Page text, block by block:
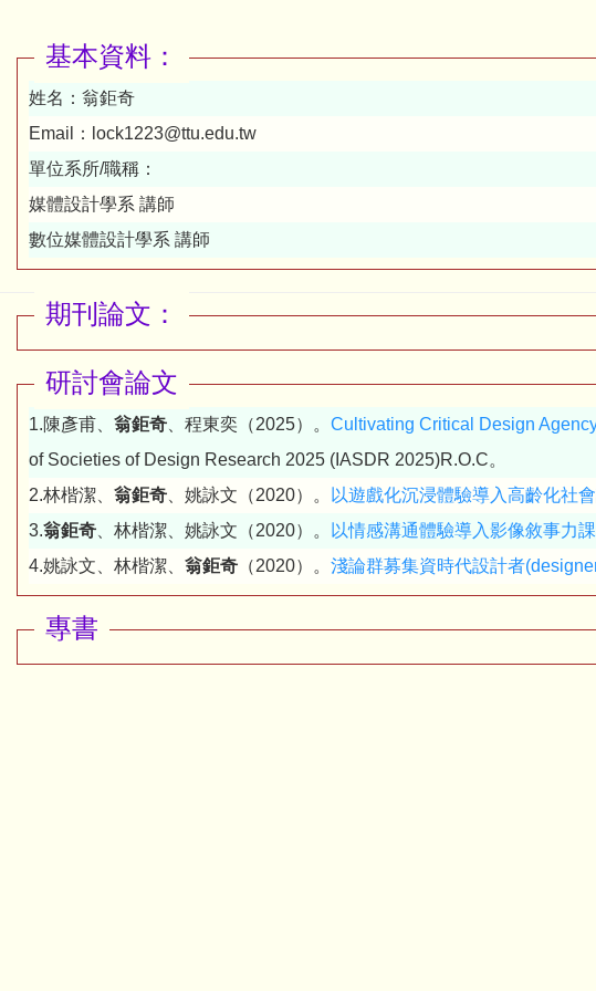
基本資料：
姓名： 翁鉅奇
Email：
lock1223@ttu.edu.tw
單位系所/職稱：
媒體設計學系 講師
數位媒體設計學系 講師
期刊論文：
研討會論文
1.陳彥甫、 翁鉅奇 、程東奕（2025）。 Cultivating Critical Design
of Societies of Design Research 2025 (IASDR 2025)R.O.C。
2.林楷潔、 翁鉅奇 、姚詠文（2020）。 以遊戲化沉浸體驗導入高齡化社
3.翁鉅奇 、林楷潔、姚詠文（2020）。 以情感溝通體驗導入影像敘事力
4.姚詠文、林楷潔、 翁鉅奇 （2020）。 淺論群募集資時代設計者
專書